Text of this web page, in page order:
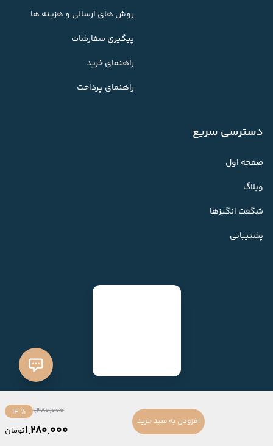
1,480,000
% 14
1,280,000تومان
افزودن به سبد خرید
روش های ارسالی و هزینه ها
پیگیری سفارشات
راهنمای خرید
راهنمای پرداخت
دسترسی سریع
صفحه اول
وبلاگ
شگفت انگیزها
پشتیبانی
ساخته شده بافروشگاه ساز میهن شاپ